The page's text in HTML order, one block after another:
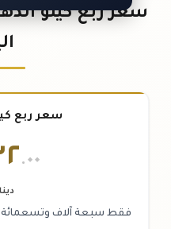
سعر ربع
.٠٠
فقط سبعة آلاف وتسعمائة